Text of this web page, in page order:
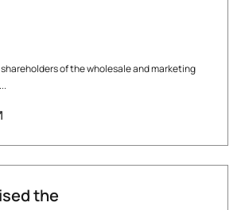
of the wholesale and marketing
the